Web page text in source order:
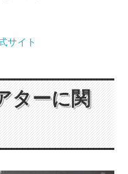
サイト
ターに関